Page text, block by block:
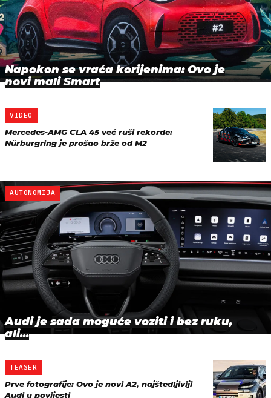
Napokon se vraća korijenima: Ovo je
novi mali Smart
VIDEO
Mercedes-AMG CLA 45 već ruši rekorde:
Nürburgring je prošao brže od M2
AUTONOMIJA
Audi je sada moguće voziti i bez ruku,
ali...
TEASER
Prve fotografije: Ovo je novi A2, najštedljiviji
Audi u povijesti